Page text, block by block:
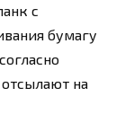
с
бумагу
на